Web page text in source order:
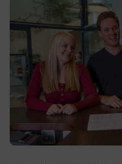
Ingenieurzertifizierung
Deutsch und Integration
Akademisches Studienzentrum
Digitales Lernen